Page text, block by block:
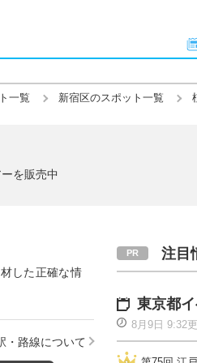
一覧 新宿区のスポット一覧
を販売中
した正確な情
・路線について
注目
東京都
8月9日 9:32